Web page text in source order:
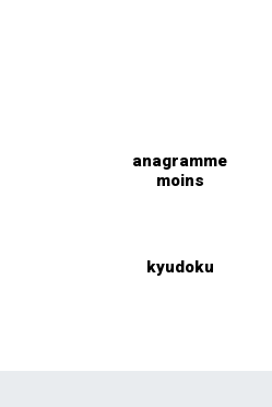
anagramme
moins
kyudoku